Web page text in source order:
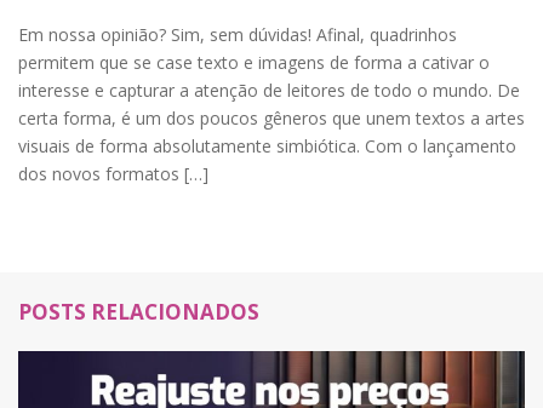
Em nossa opinião? Sim, sem dúvidas! Afinal, quadrinhos
permitem que se case texto e imagens de forma a cativar o
interesse e capturar a atenção de leitores de todo o mundo. De
certa forma, é um dos poucos gêneros que unem textos a artes
visuais de forma absolutamente simbiótica. Com o lançamento
dos novos formatos […]
POSTS RELACIONADOS